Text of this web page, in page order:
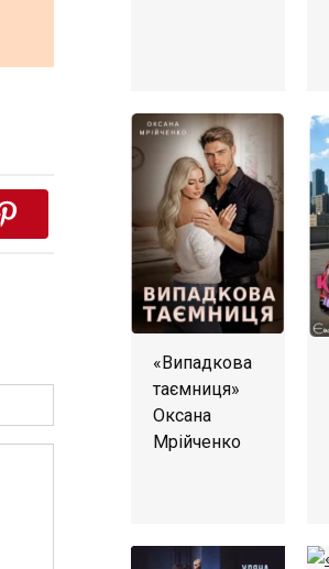
«Випадкова
таємниця»
Оксана
Мрійченко